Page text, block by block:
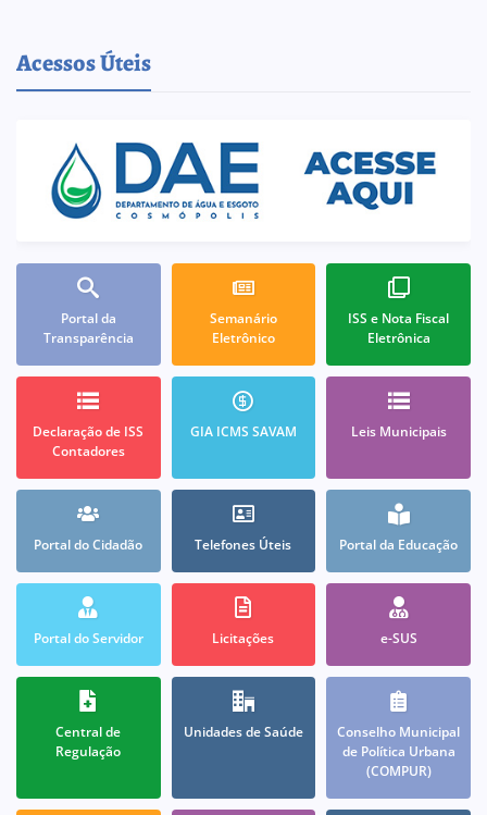
Acessos Úteis
Portal da
Transparência
Semanário
Eletrônico
ISS e Nota Fiscal
Eletrônica
Declaração de ISS
Contadores
GIA ICMS SAVAM Leis Municipais
Portal do Cidadão Telefones Úteis Portal da Educação
Portal do Servidor Licitações e-SUS
Central de
Regulação
Unidades de Saúde
Conselho Municipal
de Política Urbana
(COMPUR)